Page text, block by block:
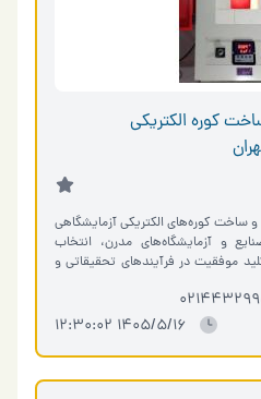
کوره‌ الکتریکی
ساخت کوره‌های الکتریکی آزمایشگاهی
صنایع و آزمایشگاه‌های مدرن، انتخاب
موفقیت در فرآیندهای تحقیقاتی و
1405/5/16 12:30:02